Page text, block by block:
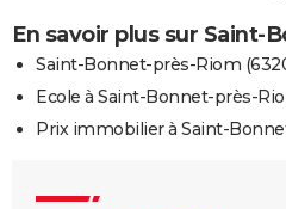
En savoir plus sur Saint-
Saint-Bonnet-près-Riom
Ecole à Saint-Bonnet-près-
Prix immobilier à Saint-